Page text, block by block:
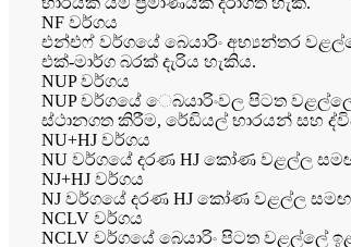
NF වර්ගය
එන්එෆ් වර්ගයේ බෙයාරිං අභ්‍යන්තර
එක්-මාර්ග බරක් දැරිය හැකිය.
NUP වර්ගය
NUP වර්ගයේ ෙබයාරිංවල පිටත
ස්ථානගත කිරීම, රේඩියල් භාරයන් සහ
NU+HJ වර්ගය
NU වර්ගයේ දරණ HJ කෝණ වළල්ල සමඟ
NJ+HJ වර්ගය
NJ වර්ගයේ දරණ HJ කෝණ වළල්ල සමඟ
NCLV වර්ගය
NCLV වර්ගයේ බෙයාරිං පිටත